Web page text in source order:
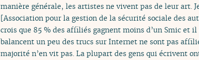
manière générale, les artistes ne vivent pas de leur art.
[Association pour la gestion de la sécurité sociale des
crois que 85 % des affiliés gagnent moins d’un Smic
balancent un peu des trucs sur Internet ne sont pas
majorité n’en vit pas. La plupart des gens qui écrivent